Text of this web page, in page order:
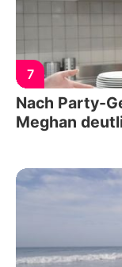
7
Nach Party-
Meghan